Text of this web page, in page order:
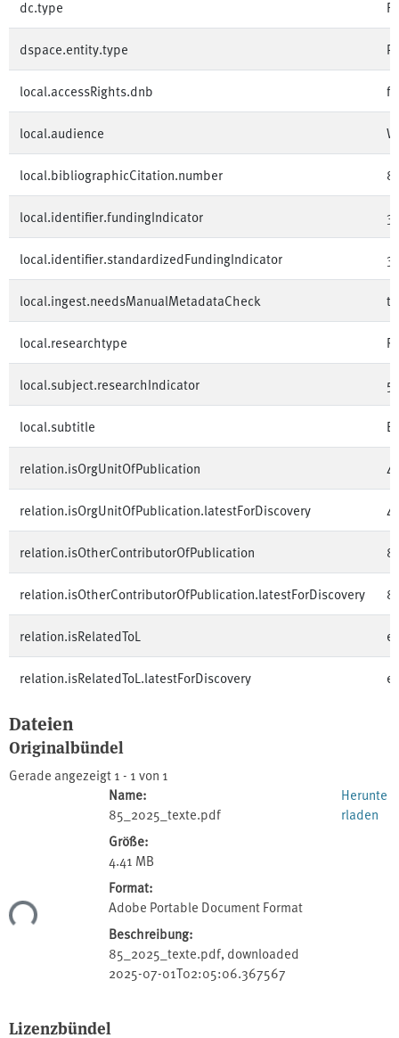
dc.type
dspace.entity.type
local.accessRights.dnb
local.audience
local.bibliographicCitation.number
local.identifier.fundingIndicator
local.identifier.standardizedFundingIndicator
local.ingest.needsManualMetadataCheck
local.researchtype
local.subject.researchIndicator
local.subtitle
relation.isOrgUnitOfPublication
relation.isOrgUnitOfPublication.latestForDiscovery
relation.isOtherContributorOfPublication
relation.isOtherContributorOfPublication.latestForDiscovery
relation.isRelatedToL
relation.isRelatedToL.latestForDiscovery
Dateien
Originalbündel
Gerade angezeigt1 - 1 von 1
Name:
85_2025_texte.pdf
Größe:
4.41 MB
Format:
Adobe Portable Document Format
Beschreibung:
85_2025_texte.pdf, downloaded
2025-07-01T02:05:06.367567
Herunte
rladen
Lizenzbündel